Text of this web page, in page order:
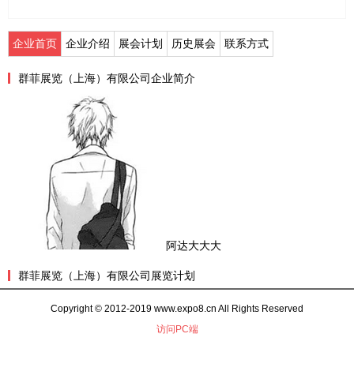
企业首页 企业介绍 展会计划 历史展会 联系方式
群菲展览（上海）有限公司企业简介
阿达大大大
群菲展览（上海）有限公司展览计划
Copyright © 2012-2019 www.expo8.cn All Rights Reserved
访问PC端